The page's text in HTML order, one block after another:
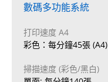
數碼多功能系統
打印速度 A4
彩色：每分鐘45張 (A4)
掃描速度 (彩色/黑白)